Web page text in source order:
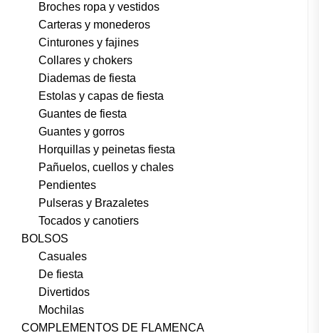
Broches ropa y vestidos
Carteras y monederos
Cinturones y fajines
Collares y chokers
Diademas de fiesta
Estolas y capas de fiesta
Guantes de fiesta
Guantes y gorros
Horquillas y peinetas fiesta
Pañuelos, cuellos y chales
Pendientes
Pulseras y Brazaletes
Tocados y canotiers
BOLSOS
Casuales
De fiesta
Divertidos
Mochilas
COMPLEMENTOS DE FLAMENCA